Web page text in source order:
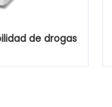
de drogas